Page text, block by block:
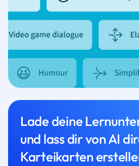
Lade deine
und lass dir von AI
Karteikarten